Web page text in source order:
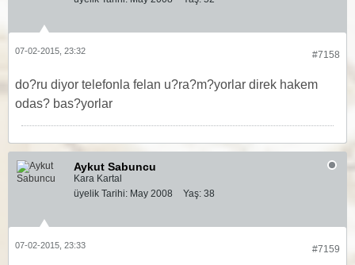
#7158
07-02-2015, 23:32
do?ru diyor telefonla felan u?ra?m?yorlar direk hakem
odas? bas?yorlar
Aykut Sabuncu
Kara Kartal
üyelik Tarihi: May 2008 Yaş: 38
#7159
07-02-2015, 23:33